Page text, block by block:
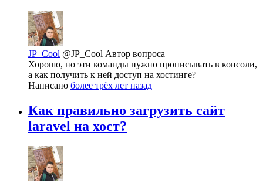
JP_Cool @JP_Cool Автор вопроса
Хорошо, но эти команды нужно прописывать в консоли,
а как получить к ней доступ на хостинге?
Написано более трёх лет назад
Как правильно загрузить сайт
laravel на хост?